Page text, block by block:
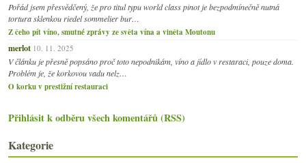
Pořád jsem přesvědčený, že pro titul typu world class pinot je bezpodmínečně nutná
tortura sklenkou riedel sommelier bur…
Z čeho pít víno, smutné zprávy ze světa vína a viněta Moutonu
merlot 10. 11. 2025
V článku je přesně popsáno proč toto nepodnikám, víno a jídlo v restaraci, pouze doma.
Problém je, že korkovou vadu nelz…
O korku v prestižní restauraci
Přihlásit k odběru všech komentářů (RSS)
Kategorie